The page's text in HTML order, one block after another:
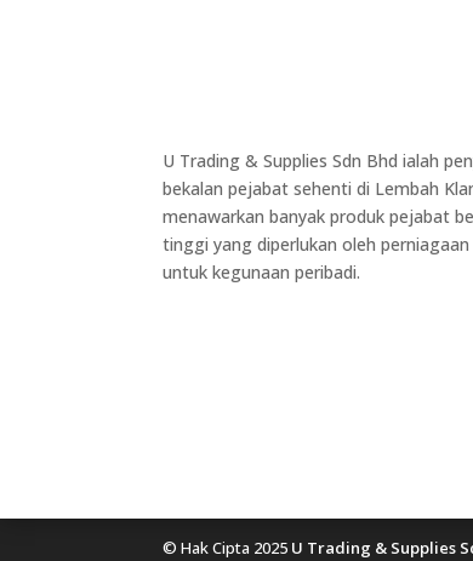
U Trading & Supplies Sdn Bhd ialah
bekalan pejabat sehenti di Lembah
menawarkan banyak produk pejabat
tinggi yang diperlukan oleh
untuk kegunaan peribadi.
© Hak Cipta 2025 U Trading & Supplies